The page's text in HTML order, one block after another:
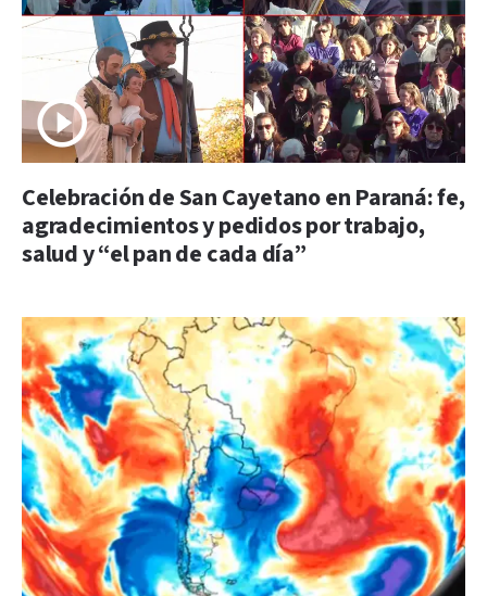
Celebración de San Cayetano en Paraná: fe,
agradecimientos y pedidos por trabajo,
salud y “el pan de cada día”